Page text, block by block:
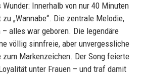
Innerhalb von nur 40 Minuten
„Wannabe“. Die zentrale Melodie,
alles war geboren. Die legendäre
völlig sinnfreie, aber unvergessliche
Markenzeichen. Der Song feierte
unter Frauen – und traf damit